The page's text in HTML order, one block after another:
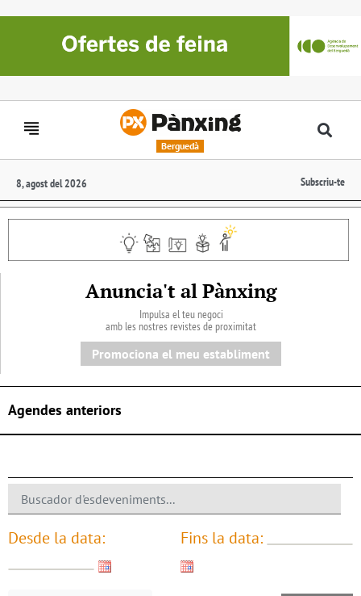
Berguedà
8, agost del 2026 Subscriu-te
Anuncia't al Pànxing
Impulsa el teu negoci
amb les nostres revistes de proximitat
Promociona el meu establiment
Agendes anteriors
Desde la data: Fins la data: